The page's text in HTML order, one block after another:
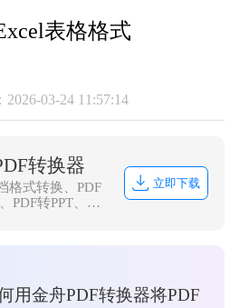
表格格式
2026-03-24 11:57:14
转换器
格式转换、PDF
PDF转PPT、
立即下载
用金舟PDF转换器将PDF